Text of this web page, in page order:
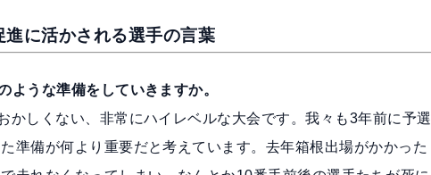
に活かされる選手の言葉
ような準備をしていきますか。
かしくない、非常にハイレベルな大会です。我々も3年前に予選
準備が何より重要だと考えています。去年箱根出場がかかった